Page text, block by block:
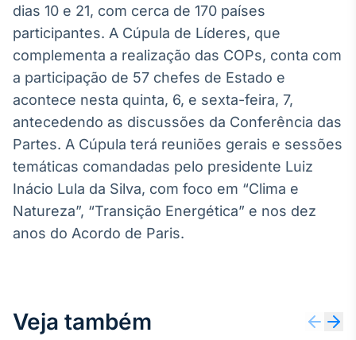
BroadFast
Em breve
Gestão de
Em breve
dias 10 e 21, com cerca de 170 países
participantes. A Cúpula de Líderes, que
complementa a realização das COPs, conta com
a participação de 57 chefes de Estado e
acontece nesta quinta, 6, e sexta-feira, 7,
antecedendo as discussões da Conferência das
Partes. A Cúpula terá reuniões gerais e sessões
temáticas comandadas pelo presidente Luiz
Inácio Lula da Silva, com foco em “Clima e
Natureza”, “Transição Energética” e nos dez
anos do Acordo de Paris.
Veja também